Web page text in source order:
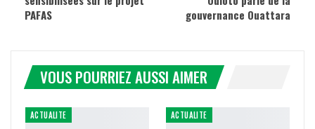
PAFAS
gouvernance Ouattara
VOUS POURRIEZ AUSSI AIMER
ACTUALITE ACTUALITE